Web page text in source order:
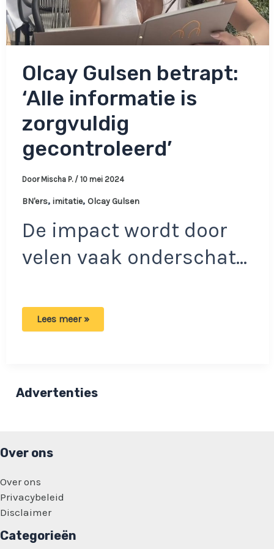
Olcay Gulsen betrapt:
‘Alle informatie is
zorgvuldig
gecontroleerd’
Door Mischa P. / 10 mei 2024
BN'ers, imitatie, Olcay Gulsen
De impact wordt door
velen vaak onderschat…
Olcay
gecontroleerd’
Lees meer »
Advertenties
Over ons
Over ons
Privacybeleid
Disclaimer
Categorieën